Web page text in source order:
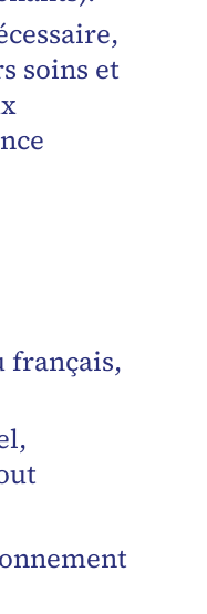
soins et
français,